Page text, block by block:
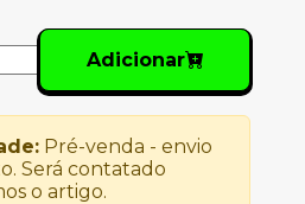
Adicionar
Pré-venda - envio
Será contatado
o artigo.